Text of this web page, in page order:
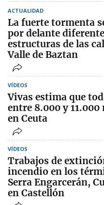
ACTUALIDAD
La fuerte tormenta
por delante
estructuras de las
Valle de Baztan
VÍDEOS
Vivas estima que
entre 8.000 y
en Ceuta
VÍDEOS
Trabajos de
incendio en los
Serra Engarcerán,
en Castellón